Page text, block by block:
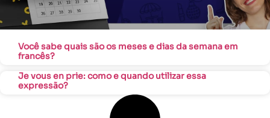
Você sabe quais são os meses e dias da semana em
francês?
Je vous en prie: como e quando utilizar essa
expressão?